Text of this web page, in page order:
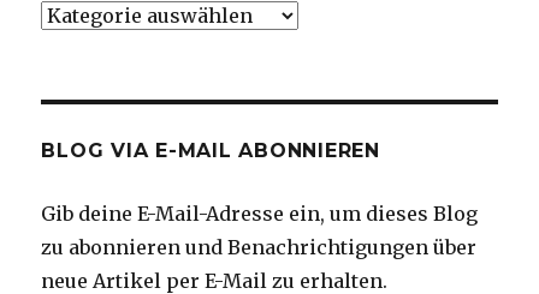
Kategorien
BLOG VIA E-MAIL ABONNIEREN
Gib deine E-Mail-Adresse ein, um dieses Blog
zu abonnieren und Benachrichtigungen über
neue Artikel per E-Mail zu erhalten.